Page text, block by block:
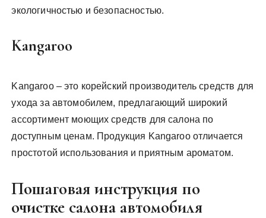
экологичностью и безопасностью.
Kangaroo
Kangaroo – это корейский производитель средств для
ухода за автомобилем, предлагающий широкий
ассортимент моющих средств для салона по
доступным ценам. Продукция Kangaroo отличается
простотой использования и приятным ароматом.
Пошаговая инструкция по
очистке салона автомобиля